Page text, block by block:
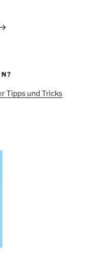
Tipps und Tricks